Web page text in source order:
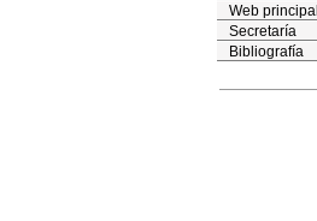
Web principal
Secretaría
Bibliografía